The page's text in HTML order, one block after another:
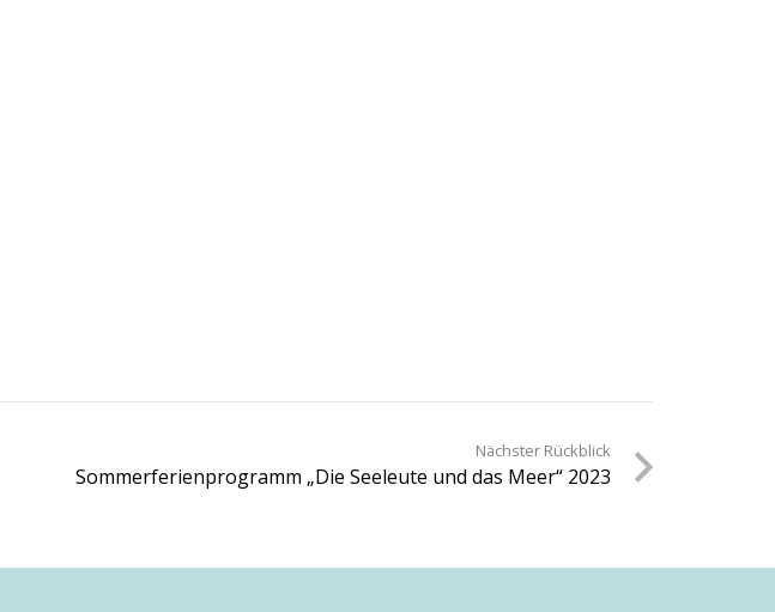
Nächster Rückblick
Sommerferienprogramm „Die Seeleute und das Meer“ 2023